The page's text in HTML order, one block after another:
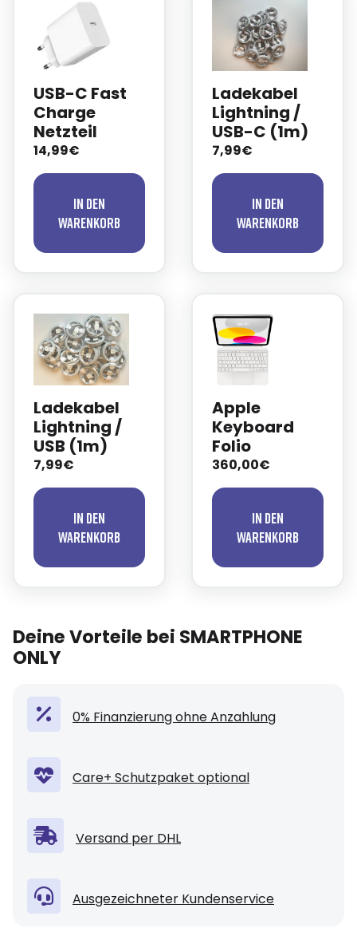
USB-C Fast
Charge
Netzteil
14,99€
In den
Warenkorb
Ladekabel
Lightning /
USB-C (1m)
7,99€
In den
Warenkorb
Ladekabel
Lightning /
USB (1m)
7,99€
In den
Warenkorb
Apple
Keyboard
Folio
360,00€
In den
Warenkorb
Deine Vorteile bei SMARTPHONE
ONLY
0% Finanzierung ohne Anzahlung
Care+ Schutzpaket optional
Versand per DHL
Ausgezeichneter Kundenservice